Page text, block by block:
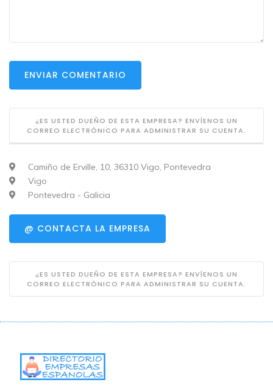
ENVIAR COMENTARIO
¿ES USTED DUEÑO DE ESTA EMPRESA? ENVÍENOS UN
CORREO ELECTRÓNICO PARA ADMINISTRAR SU CUENTA.
Camiño de Erville, 10, 36310 Vigo, Pontevedra
Vigo
Pontevedra - Galicia
@ CONTACTA LA EMPRESA
¿ES USTED DUEÑO DE ESTA EMPRESA? ENVÍENOS UN
CORREO ELECTRÓNICO PARA ADMINISTRAR SU CUENTA.